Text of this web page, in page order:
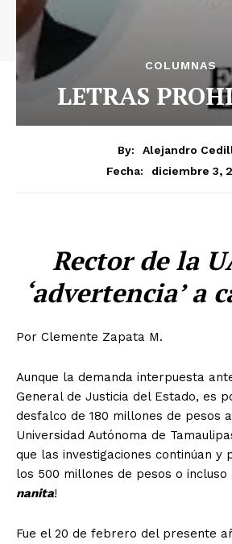
COLUMNAS
LETRAS
By:
Alejandro
Fecha:
diciembre 3,
Rector de la
‘advertencia’ a
Por Clemente Zapata M.
Aunque la demanda interpuesta
General de Justicia del Estado, es
desfalco de 180 millones de pesos
Universidad Autónoma de
que las investigaciones continúan y
los 500 millones de pesos o incluso
nanita!
Fue el 20 de febrero del presente